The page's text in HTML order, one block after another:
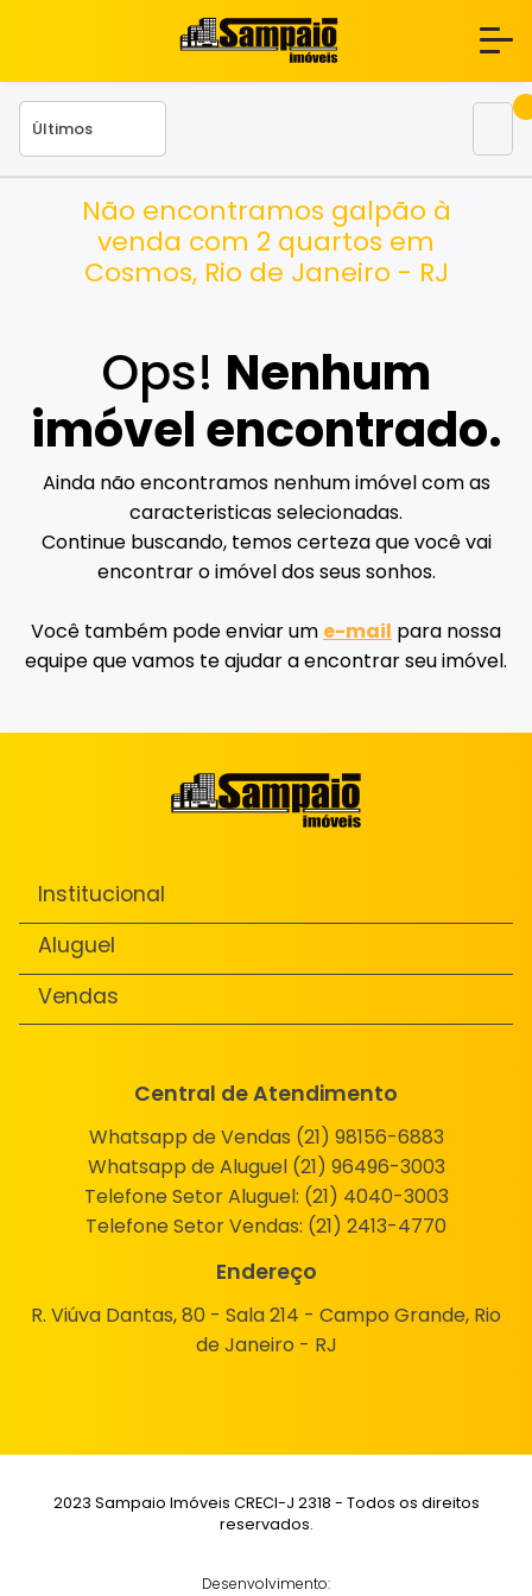
Não encontramos galpão à
venda com 2 quartos em
Cosmos, Rio de Janeiro - RJ
Ops! Nenhum
imóvel encontrado.
Ainda não encontramos nenhum imóvel com as
caracteristicas selecionadas.
Continue buscando, temos certeza que você vai
encontrar o imóvel dos seus sonhos.
Você também pode enviar um e-mail para nossa
equipe que vamos te ajudar a encontrar seu imóvel.
Institucional
Aluguel
Vendas
Central de Atendimento
Whatsapp de Vendas (21) 98156-6883
Whatsapp de Aluguel (21) 96496-3003
Telefone Setor Aluguel: (21) 4040-3003
Telefone Setor Vendas: (21) 2413-4770
Endereço
R. Viúva Dantas, 80 - Sala 214 - Campo Grande, Rio
de Janeiro - RJ
2023 Sampaio Imóveis CRECI-J 2318 - Todos os direitos
reservados.
Desenvolvimento: